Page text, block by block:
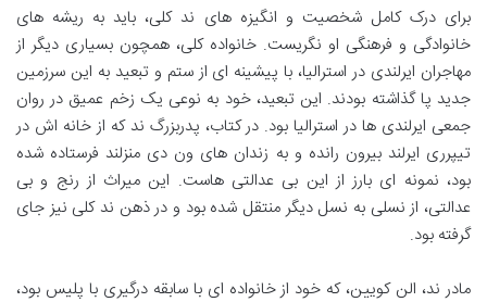
برای درک کامل شخصیت و انگیزه های ند کلی، باید به ریشه های
خانوادگی و فرهنگی او نگریست. خانواده کلی، همچون بسیاری دیگر از
مهاجران ایرلندی در استرالیا، با پیشینه ای از ستم و تبعید به این سرزمین
جدید پا گذاشته بودند. این تبعید، خود به نوعی یک زخم عمیق در روان
جمعی ایرلندی ها در استرالیا بود. در کتاب، پدربزرگ ند که از خانه اش در
تیپرری ایرلند بیرون رانده و به زندان های ون دی منزلند فرستاده شده
بود، نمونه ای بارز از این بی عدالتی هاست. این میراث از رنج و بی
عدالتی، از نسلی به نسل دیگر منتقل شده بود و در ذهن ند کلی نیز جای
گرفته بود.
مادر ند، الن کویین، که خود از خانواده ای با سابقه درگیری با پلیس بود،